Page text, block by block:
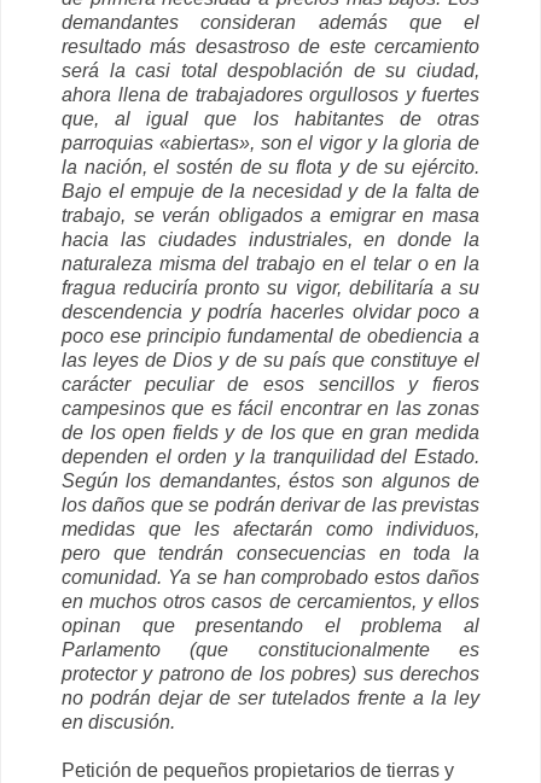
demandantes consideran además que el
resultado más desastroso de este cercamiento
será la casi total despoblación de su ciudad,
ahora llena de trabajadores orgullosos y fuertes
que, al igual que los habitantes de otras
parroquias «abiertas», son el vigor y la gloria de
la nación, el sostén de su flota y de su ejército.
Bajo el empuje de la necesidad y de la falta de
trabajo, se verán obligados a emigrar en masa
hacia las ciudades industriales, en donde la
naturaleza misma del trabajo en el telar o en la
fragua reduciría pronto su vigor, debilitaría a su
descendencia y podría hacerles olvidar poco a
poco ese principio fundamental de obediencia a
las leyes de Dios y de su país que constituye el
carácter peculiar de esos sencillos y fieros
campesinos que es fácil encontrar en las zonas
de los open fields y de los que en gran medida
dependen el orden y la tranquilidad del Estado.
Según los demandantes, éstos son algunos de
los daños que se podrán derivar de las previstas
medidas que les afectarán como individuos,
pero que tendrán consecuencias en toda la
comunidad. Ya se han comprobado estos daños
en muchos otros casos de cercamientos, y ellos
opinan que presentando el problema al
Parlamento (que constitucionalmente es
protector y patrono de los pobres) sus derechos
no podrán dejar de ser tutelados frente a la ley
en discusión.
Petición de pequeños propietarios de tierras y